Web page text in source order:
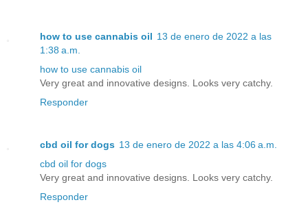
how to use cannabis oil 13 de enero de 2022 a las
1:38 a.m.
how to use cannabis oil
Very great and innovative designs. Looks very catchy.
Responder
cbd oil for dogs 13 de enero de 2022 a las 4:06 a.m.
cbd oil for dogs
Very great and innovative designs. Looks very catchy.
Responder